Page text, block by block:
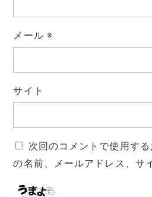
メール ※
サイト
次回のコメントで使用す
の名前、メールアドレス、サ